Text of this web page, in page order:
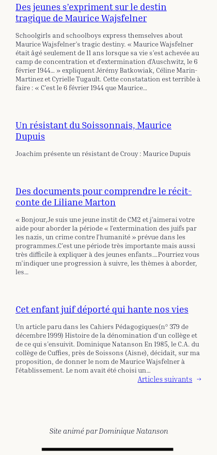
Des jeunes s’expriment sur le destin
tragique de Maurice Wajsfelner
Schoolgirls and schoolboys express themselves about
Maurice Wajsfelner’s tragic destiny. « Maurice Wajsfelner
était âgé seulement de 11 ans lorsque sa vie s’est achevée au
camp de concentration et d’extermination d’Auschwitz, le 6
février 1944… » expliquent Jérémy Batkowiak, Céline Marin-
Martinez et Cyrielle Tugault. Cette constatation est terrible à
faire : « C’est le 6 février 1944 que Maurice…
Un résistant du Soissonnais, Maurice
Dupuis
Joachim présente un résistant de Crouy : Maurice Dupuis
Des documents pour comprendre le récit-
conte de Liliane Marton
« Bonjour,Je suis une jeune instit de CM2 et j’aimerai votre
aide pour aborder la période « l’extermination des juifs par
les nazis, un crime contre l’humanité » prévue dans les
programmes.C’est une période très importante mais aussi
très difficile à expliquer à des jeunes enfants….Pourriez vous
m’indiquer une progression à suivre, les thèmes à aborder,
les…
Cet enfant juif déporté qui hante nos vies
Un article paru dans les Cahiers Pédagogiques(n° 379 de
décembre 1999) Histoire de la dénomination d’un collège et
de ce qui s’ensuivit. Dominique Natanson En 1985, le C.A. du
collège de Cuffies, près de Soissons (Aisne), décidait, sur ma
proposition, de donner le nom de Maurice Wajsfelner à
l’établissement. Le nom avait été choisi un…
Articles suivants →
Site animé par Dominique Natanson